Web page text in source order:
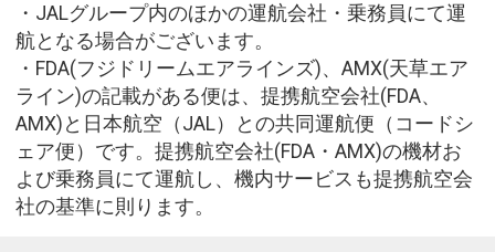
・JALグループ内のほかの運航会社・乗務員にて運
航となる場合がございます。
・FDA(フジドリームエアラインズ)、AMX(天草エア
ライン)の記載がある便は、提携航空会社(FDA、
AMX)と日本航空（JAL）との共同運航便（コードシ
ェア便）です。提携航空会社(FDA・AMX)の機材お
よび乗務員にて運航し、機内サービスも提携航空会
社の基準に則ります。